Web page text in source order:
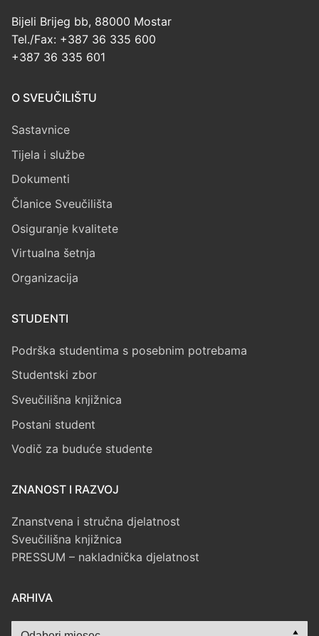
Bijeli Brijeg bb, 88000 Mostar
Tel./Fax: +387 36 335 600
+387 36 335 601
O SVEUČILIŠTU
Sastavnice
Tijela i službe
Dokumenti
Članice Sveučilišta
Osiguranje kvalitete
Virtualna šetnja
Organizacija
STUDENTI
Podrška studentima s posebnim potrebama
Studentski zbor
Sveučilišna knjižnica
Postani student
Vodič za buduće studente
ZNANOST I RAZVOJ
Znanstvena i stručna djelatnost
Sveučilišna knjižnica
PRESSUM – nakladnička djelatnost
ARHIVA
Arhiva